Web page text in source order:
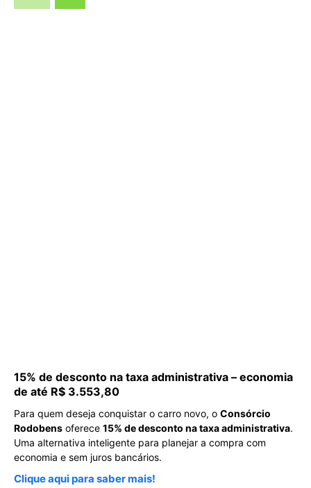
15% de desconto na taxa administrativa – economia
de até R$ 3.553,80
Para quem deseja conquistar o carro novo, o Consórcio
Rodobens oferece 15% de desconto na taxa administrativa.
Uma alternativa inteligente para planejar a compra com
economia e sem juros bancários.
Clique aqui para saber mais!